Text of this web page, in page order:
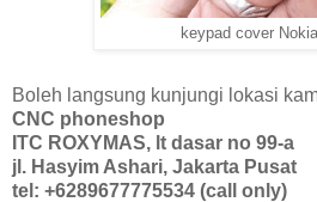
keypad cover
Boleh langsung kunjungi lokasi
CNC phoneshop
ITC ROXYMAS, lt dasar no 99-a
jl. Hasyim Ashari, Jakarta Pusat
tel: +6289677775534 (call only)